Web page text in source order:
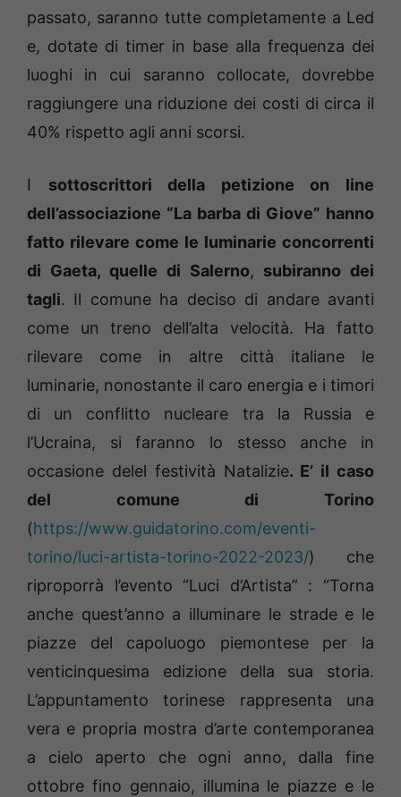
passato, saranno tutte completamente a Led
e, dotate di timer in base alla frequenza dei
luoghi in cui saranno collocate, dovrebbe
raggiungere una riduzione dei costi di circa il
40% rispetto agli anni scorsi.
I sottoscrittori della petizione on line
dell’associazione “La barba di Giove” hanno
fatto rilevare come le luminarie concorrenti
di Gaeta, quelle di Salerno, subiranno dei
tagli. Il comune ha deciso di andare avanti
come un treno dell’alta velocità. Ha fatto
rilevare come in altre città italiane le
luminarie, nonostante il caro energia e i timori
di un conflitto nucleare tra la Russia e
l’Ucraina, si faranno lo stesso anche in
occasione delel festività Natalizie. E’ il caso
del comune di Torino
(https://www.guidatorino.com/eventi-
torino/luci-artista-torino-2022-2023/) che
riproporrà l’evento “Luci d’Artista” : “Torna
anche quest’anno a illuminare le strade e le
piazze del capoluogo piemontese per la
venticinquesima edizione della sua storia.
L’appuntamento torinese rappresenta una
vera e propria mostra d’arte contemporanea
a cielo aperto che ogni anno, dalla fine
ottobre fino gennaio, illumina le piazze e le